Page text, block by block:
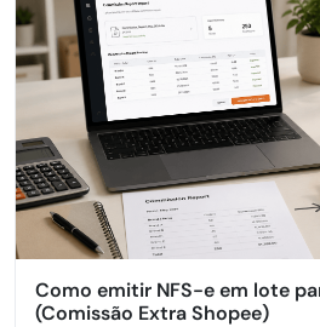
Como emitir NFS-e em lote
(Comissão Extra Shopee)